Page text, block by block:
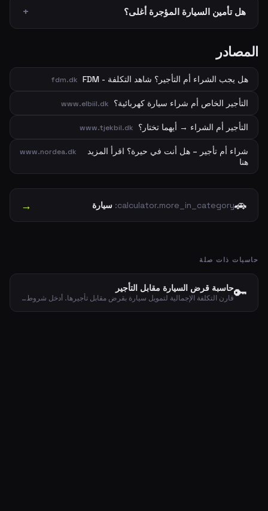
هل تأمين السيارة المؤجرة أغلى؟
المصادر
هل يجب الشراء أم التأجير؟ شاهد التكلفة - FDM fdm.dk
التأجير الخاص أم شراء سيارة كهربائية؟ www.elbiil.dk
التأجير أم الشراء → أيهما تختار؟ www.tjekbil.dk
شراء أم تأجير – هل أنت في حيرة؟ اقرأ المزيد
هنا
www.nordea.dk
🚗
calculator.more_in_category: سيارة →
حاسبات ذات صلة
🔑حاسبة قرض السيارة مقابل التأجير
قارن التكلفة الإجمالية لتمويل سيارة بقرض مقابل تأجيرها. أدخل شروط القرض والتأجير لمعرفة الأرخص.